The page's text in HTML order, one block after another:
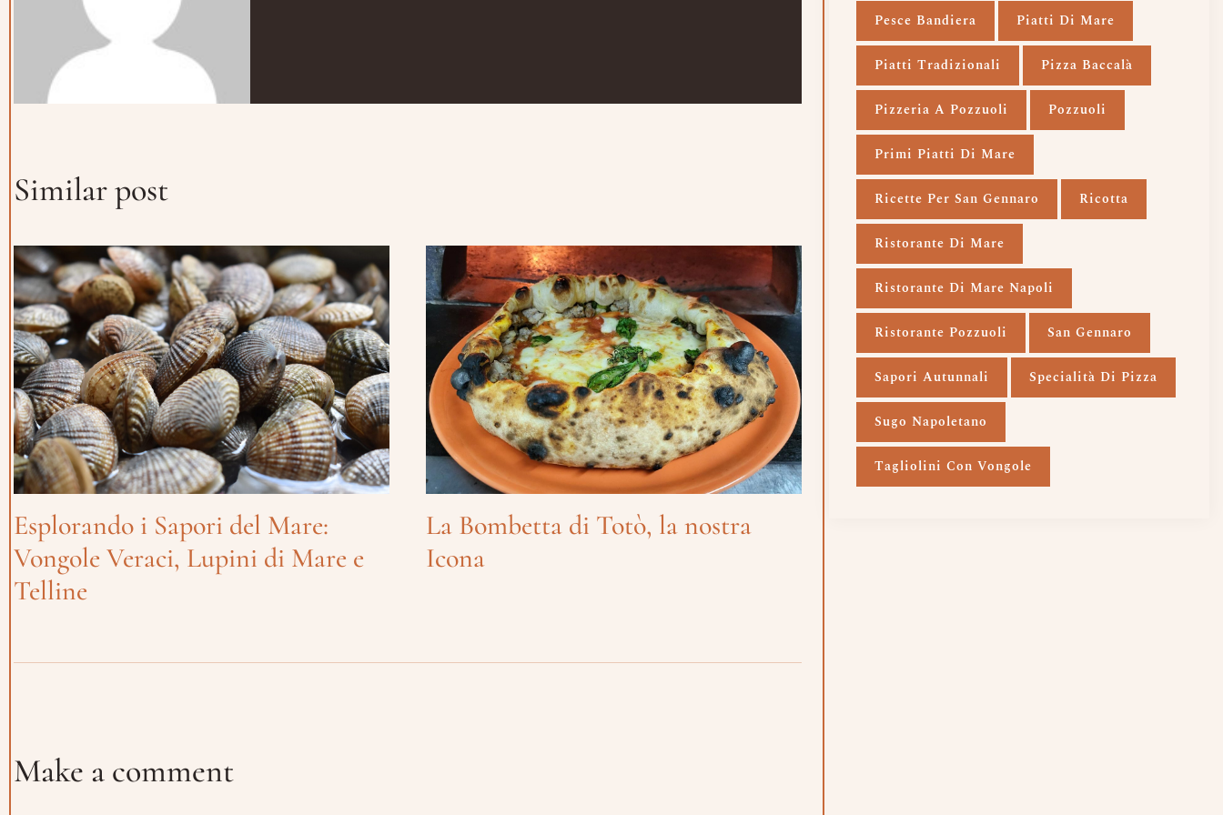
Similar post
Esplorando i Sapori del Mare:
Vongole Veraci, Lupini di Mare e
Telline
La Bombetta di Totò, la nostra
Icona
Make a comment
Pesce Bandiera Piatti Di Mare
Piatti Tradizionali Pizza Baccalà
Pizzeria A Pozzuoli Pozzuoli
Primi Piatti Di Mare
Ricette Per San Gennaro Ricotta
Ristorante Di Mare
Ristorante Di Mare Napoli
Ristorante Pozzuoli San Gennaro
Sapori Autunnali Specialità Di Pizza
Sugo Napoletano
Tagliolini Con Vongole